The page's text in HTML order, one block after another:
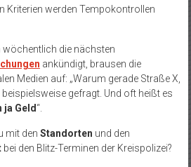
Kriterien werden Tempokontrollen
wöchentlich die nächsten
ankündigt, brausen die
Medien auf: „Warum gerade Straße X,
beispielsweise gefragt. Und oft heißt es
ja Geld“.
mit den Standorten und den
bei den Blitz-Terminen der Kreispolizei?